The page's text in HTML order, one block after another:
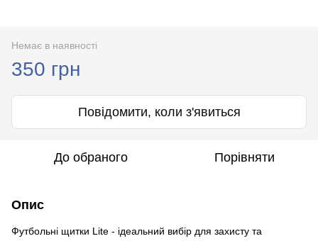
Немає в наявності
350 грн
Повідомити, коли з'явиться
До обраного Порівняти
Опис
Футбольні щитки Lite - ідеальний вибір для захисту та